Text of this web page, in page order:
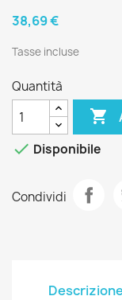
38,69 €
Tasse incluse
Quantità

 Disponibile
Condividi